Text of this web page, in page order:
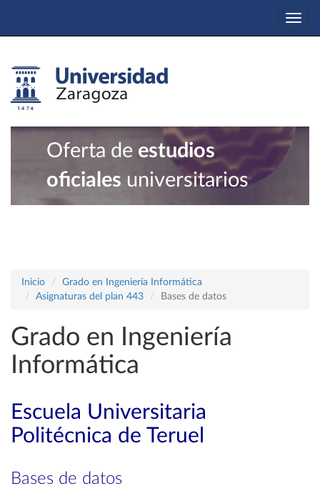
Oferta de estudios
oficiales universitarios
Inicio
Grado en Ingeniería Informática
Asignaturas del plan 443
Bases de datos
Grado en Ingeniería
Informática
Escuela Universitaria
Politécnica de Teruel
Bases de datos